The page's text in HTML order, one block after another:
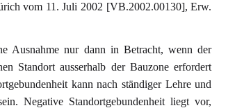
vom 11. Juli 2002 [VB.2002.00130], Erw.
Ausnahme nur dann in Betracht, wenn der
Standort ausserhalb der Bauzone erfordert
kann nach ständiger Lehre und
Negative Standortgebundenheit liegt vor,